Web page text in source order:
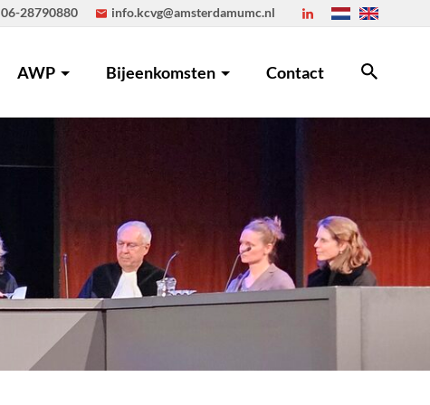
06-28790880 info.kcvg@amsterdamumc.nl
AWP Bijeenkomsten Contact